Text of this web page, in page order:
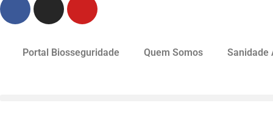
Portal Biosseguridade Quem Somos Sanidade